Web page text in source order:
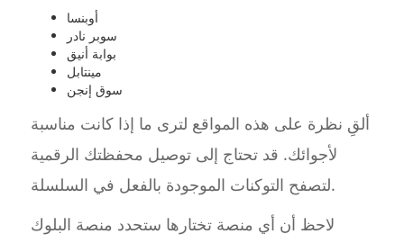
أوبنسا
سوبر نادر
بوابة أنيق
مينتابل
سوق إنجن
ألقِ نظرة على هذه المواقع لترى ما إذا كانت مناسبة
لأجوائك. قد تحتاج إلى توصيل محفظتك الرقمية
لتصفح التوكنات الموجودة بالفعل في السلسلة.
لاحظ أن أي منصة تختارها ستحدد منصة البلوك